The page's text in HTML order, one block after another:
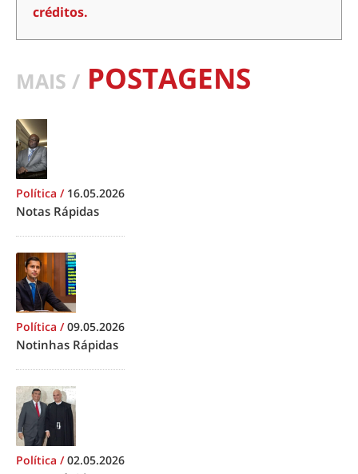
créditos.
MAIS / POSTAGENS
Política / 16.05.2026
Notas Rápidas
Política /09.05.2026
Notinhas Rápidas
Política /02.05.2026